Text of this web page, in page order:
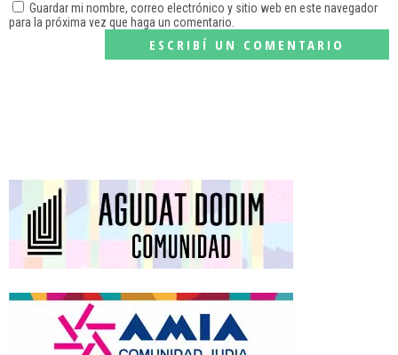
Guardar mi nombre, correo electrónico y sitio web en este navegador
para la próxima vez que haga un comentario.